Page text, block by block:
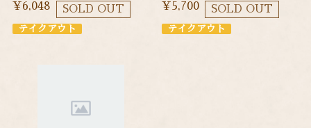
¥6,048 SOLD OUT
テイクアウト
¥5,700 SOLD OUT
テイクアウト